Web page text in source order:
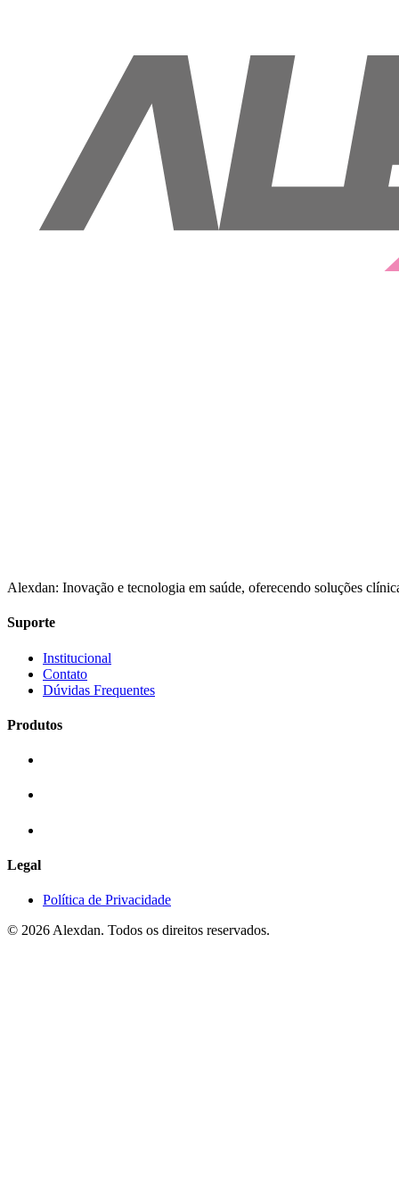
Alexdan: Inovação e tecnologia em saúde, oferecendo soluções
Suporte
Institucional
Contato
Dúvidas Frequentes
Produtos
Legal
Política de Privacidade
© 2026 Alexdan. Todos os direitos reservados.